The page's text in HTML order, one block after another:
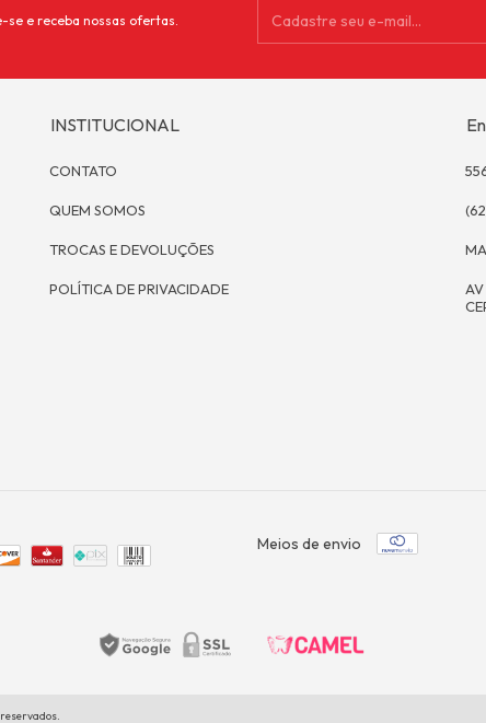
se e receba nossas ofertas.
INSTITUCIONAL
CONTATO
QUEM SOMOS
TROCAS E DEVOLUÇÕES
POLÍTICA DE PRIVACIDADE
Meios de envio